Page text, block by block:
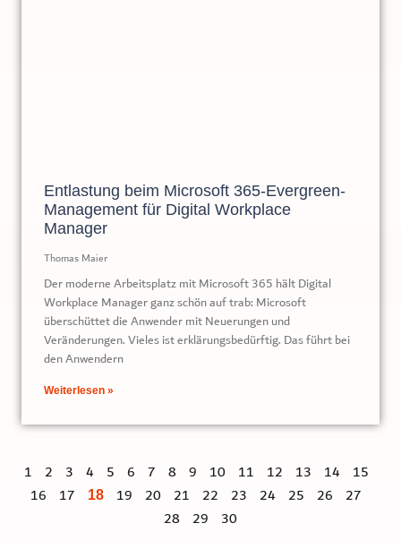
Entlastung beim Microsoft 365-Evergreen-
Management für Digital Workplace
Manager
Thomas Maier
Der moderne Arbeitsplatz mit Microsoft 365 hält Digital
Workplace Manager ganz schön auf trab: Microsoft
überschüttet die Anwender mit Neuerungen und
Veränderungen. Vieles ist erklärungsbedürftig. Das führt bei
den Anwendern
Weiterlesen »
1 2 3 4 5 6 7 8 9 10 11 12 13 14 15
16
17 18 19 20 21 22 23 24 25 26 27
28 29 30